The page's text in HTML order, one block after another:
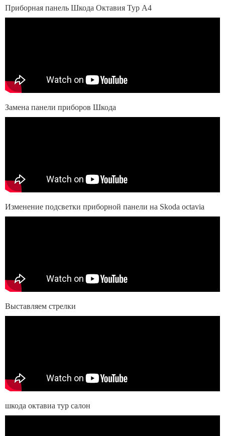
Приборная панель Шкода Октавия Тур А4
Замена панели приборов Шкода
Изменение подсветки приборной панели на Skoda octavia
Выставляем стрелки
шкода октавиа тур салон